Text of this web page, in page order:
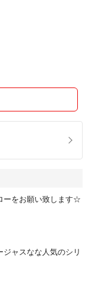
ーをお願い致します☆
ャスなな人気のシリ